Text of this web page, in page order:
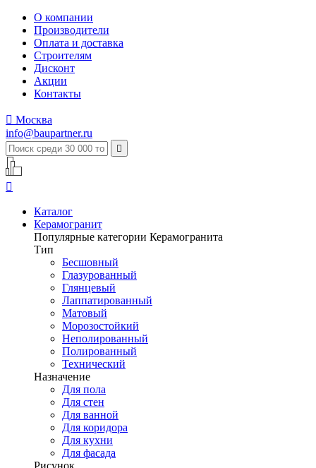
О компании
Производители
Оплата и доставка
Строителям
Дисконт
Акции
Контакты
 Москва
info@baupartner.ru


Каталог
Керамогранит
Популярные категории Керамогранита
Тип
Бесшовный
Глазурованный
Глянцевый
Лаппатированный
Матовый
Морозостойкий
Неполированный
Полированный
Технический
Назначение
Для пола
Для стен
Для ванной
Для коридора
Для кухни
Для фасада
Рисунок